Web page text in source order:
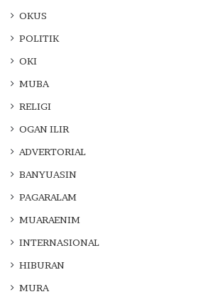
OKUS
POLITIK
OKI
MUBA
RELIGI
OGAN ILIR
ADVERTORIAL
BANYUASIN
PAGARALAM
MUARAENIM
INTERNASIONAL
HIBURAN
MURA